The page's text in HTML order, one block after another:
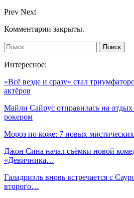
Prev Next
Комментарии закрыты.
Интересное:
«Всё везде и сразу» стал
актёров
Майли Сайрус отправилась на
рокером
Мороз по коже: 7 новых мистических
Джон Сина начал съёмки новой
«Девичника…
Галадриэль вновь встречается с
второго…